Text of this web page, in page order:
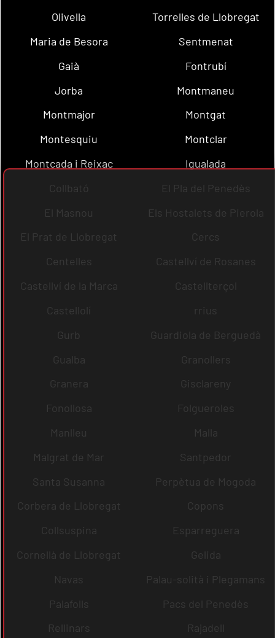
Olivella
Torrelles de Llobregat
Maria de Besora
Sentmenat
Gaià
Fontrubí
Jorba
Montmaneu
Montmajor
Montgat
Montesquiu
Montclar
Montcada i Reixac
Igualada
Collbató
El Pla del Penedès
El Masnou
Els Hostalets de Pierola
El Prat de Llobregat
Cercs
Centelles
Castellví de Rosanes
Castellví de la Marca
Castellterçol
Castellolí
rrius
Gurb
Guardiola de Berguedà
Gualba
Granollers
Granera
Gisclareny
Fonollosa
Folgueroles
Manlleu
Malla
Malgrat de Mar
Santpedor
Santa Susanna
Perpètua de Mogoda
Corbera de Llobregat
Copons
Collsuspina
Esparreguera
Cornellà de Llobregat
Gelida
Navas
Palau-solità i Plegamans
Palafolls
Pacs del Penedès
Rellinars
Rajadell